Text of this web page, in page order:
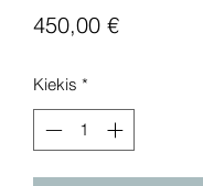
450,00 €Price
Kiekis *